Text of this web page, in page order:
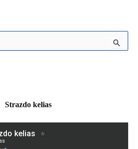
Strazdo kelias